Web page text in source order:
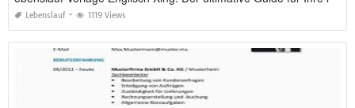
Lebenslauf 1119 Views